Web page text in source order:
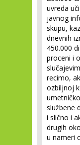
uvreda
javnog
skupu,
dnevnih
450.000
proceni i
recimo,
ozbiljnoj
službene
i slično i
drugih
u nameri